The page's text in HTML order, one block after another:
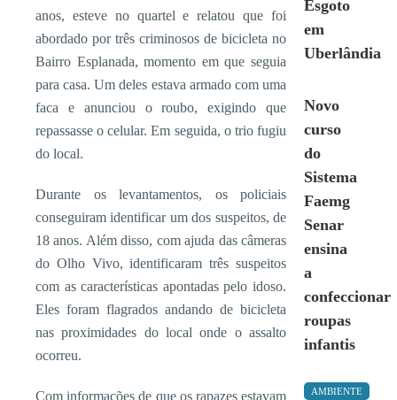
anos, esteve no quartel e relatou que foi
abordado por três criminosos de bicicleta no
Bairro Esplanada, momento em que seguia
para casa. Um deles estava armado com uma
faca e anunciou o roubo, exigindo que
repassasse o celular. Em seguida, o trio fugiu
do local.
Durante os levantamentos, os policiais
conseguiram identificar um dos suspeitos, de
18 anos. Além disso, com ajuda das câmeras
do Olho Vivo, identificaram três suspeitos
com as características apontadas pelo idoso.
Eles foram flagrados andando de bicicleta
nas proximidades do local onde o assalto
ocorreu.
Com informações de que os rapazes estavam
Esgoto
em
Uberlândia
Novo
curso
do
Sistema
Faemg
Senar
ensina
a
confeccionar
roupas
infantis
AMBIENTE